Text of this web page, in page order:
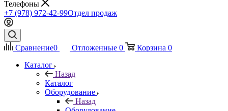
Телефоны
+7 (978) 972-42-99Отдел продаж
Сравнение0 Отложенные 0 Корзина 0
Каталог
Назад
Каталог
Оборудование
Назад